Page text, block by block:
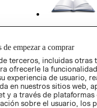
PRIVACIDAD
GIFT CARD
AVISO DE
de empezar a comprar
terceros, incluidas otras
ofrecerle la
experiencia de usuario,
en nuestros sitios web,
y a través de plataformas
sobre el usuario, los